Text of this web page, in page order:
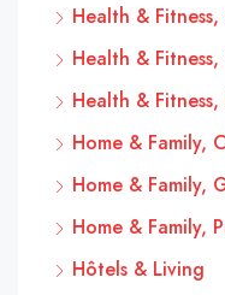
Health &
Health & Fitness,
Health &
Home & Family,
Home & Family,
Home & Family,
Hôtels & Living